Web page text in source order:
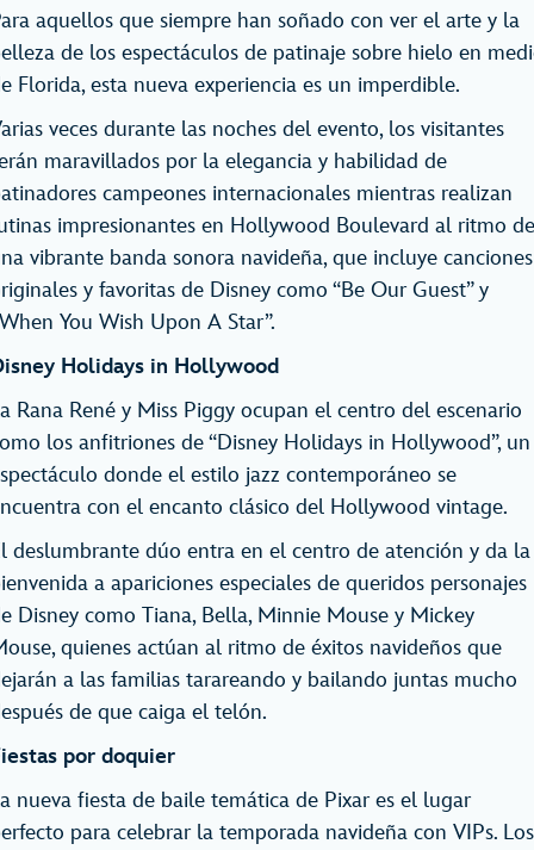
aquellos que siempre han soñado con ver el arte y la
de los espectáculos de patinaje sobre hielo en
Florida, esta nueva experiencia es un imperdible.
veces durante las noches del evento, los visitantes
maravillados por la elegancia y habilidad de
campeones internacionales mientras realizan
impresionantes en Hollywood Boulevard al ritmo de
vibrante banda sonora navideña, que incluye canciones
y favoritas de Disney como “Be Our Guest” y
You Wish Upon A Star”.
Holidays in Hollywood
Rana René y Miss Piggy ocupan el centro del escenario
los anfitriones de “Disney Holidays in Hollywood”, un
donde el estilo jazz contemporáneo se
con el encanto clásico del Hollywood vintage.
deslumbrante dúo entra en el centro de atención y da la
a apariciones especiales de queridos personajes
Disney como Tiana, Bella, Minnie Mouse y Mickey
quienes actúan al ritmo de éxitos navideños que
a las familias tarareando y bailando juntas mucho
de que caiga el telón.
por doquier
nueva fiesta de baile temática de Pixar es el lugar
para celebrar la temporada navideña con VIPs. Los